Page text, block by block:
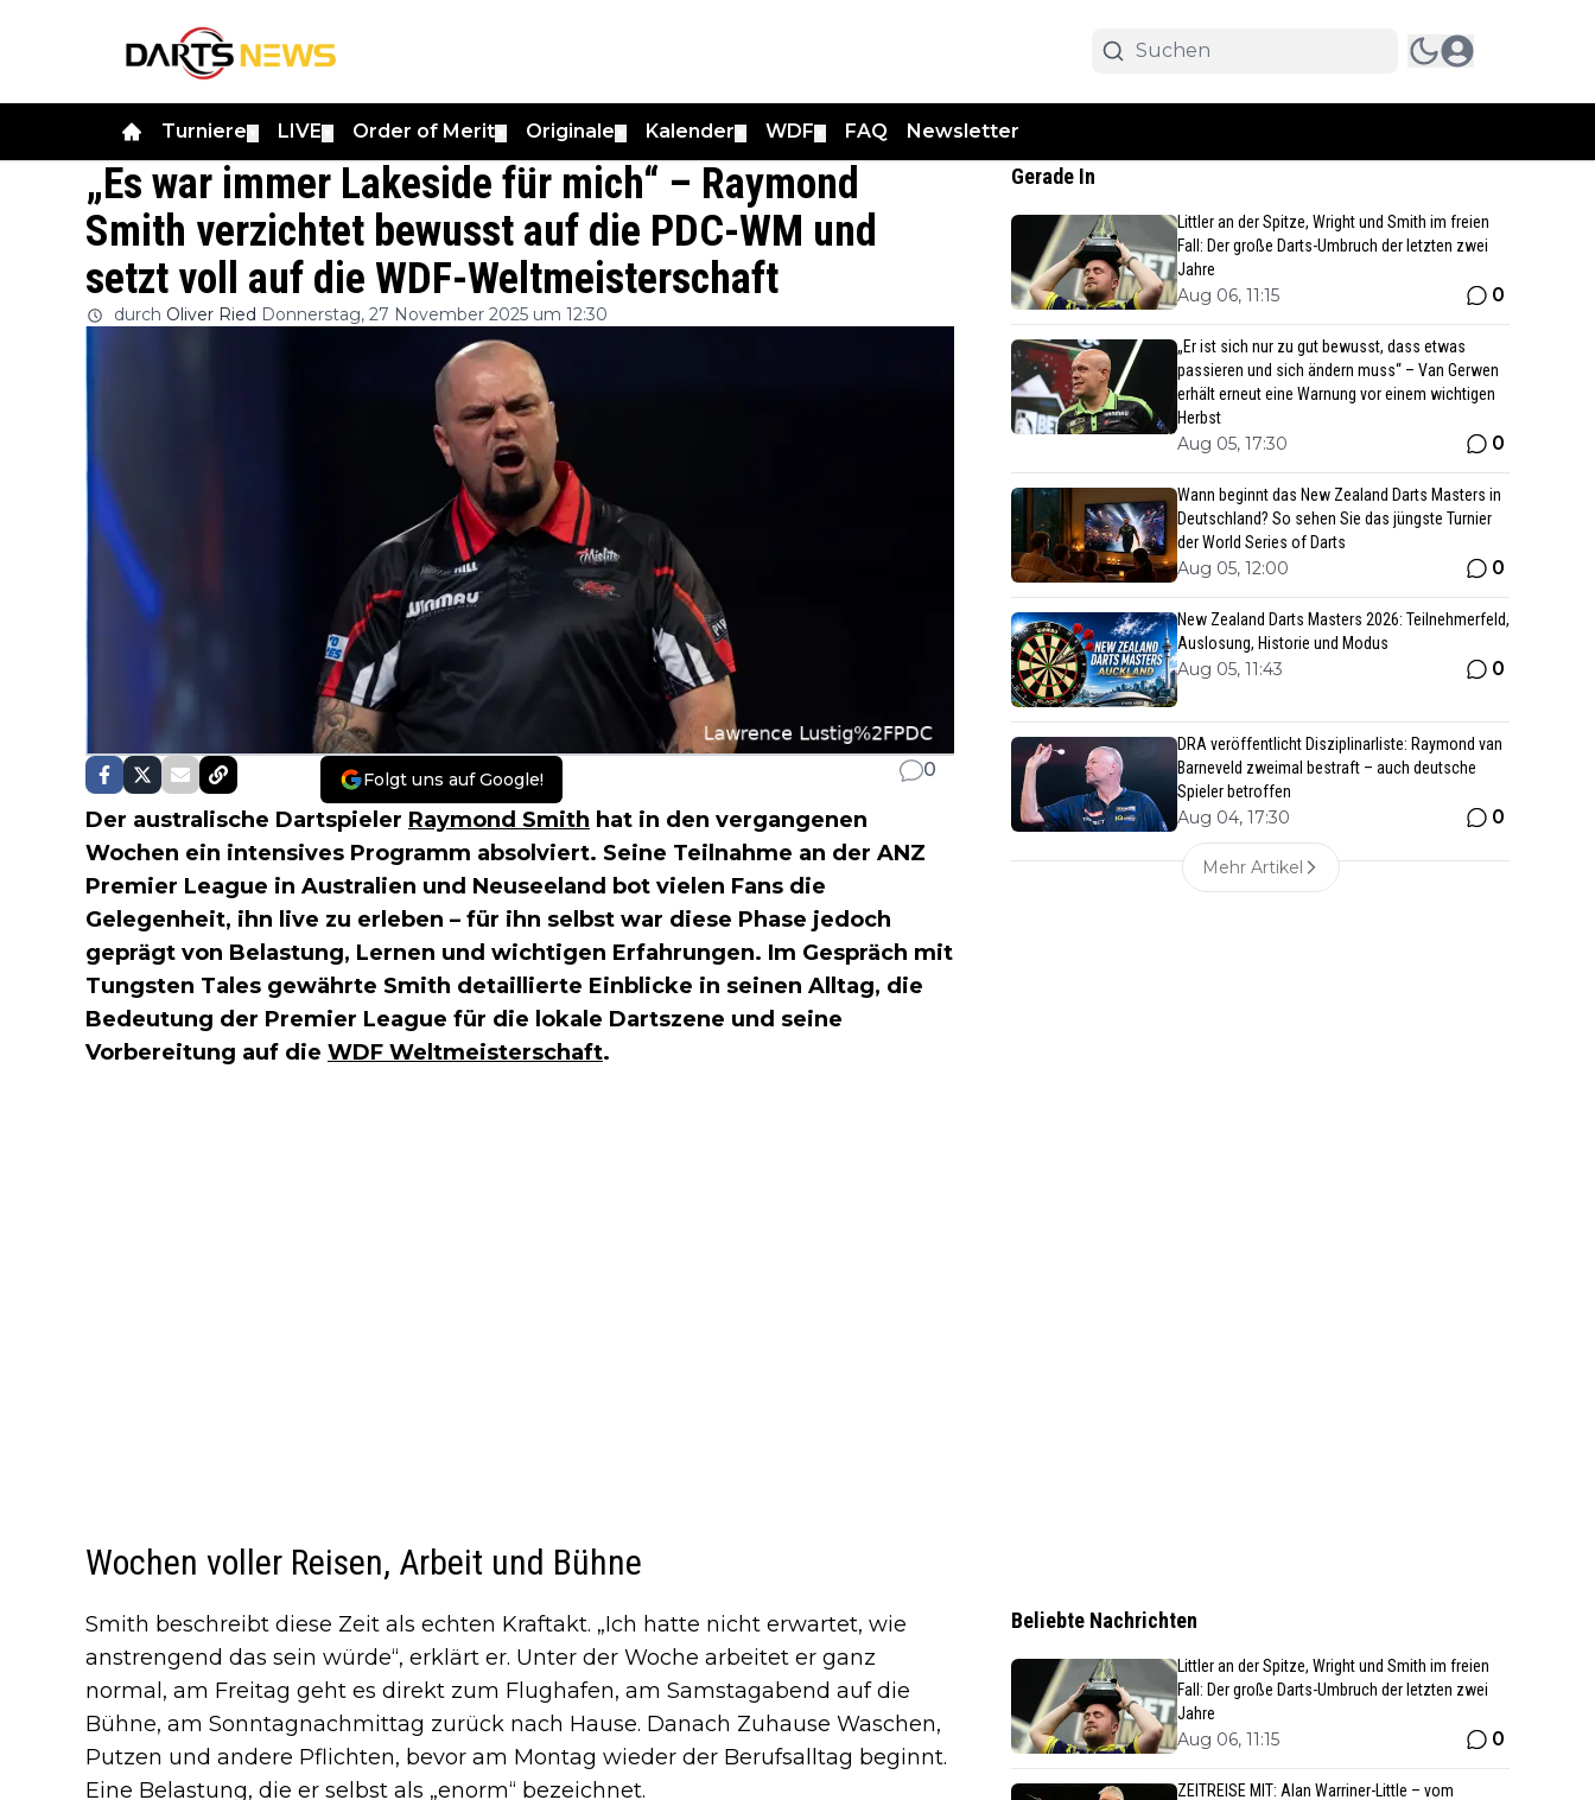
Turniere LIVE Order of Merit Originale Kalender WDF FAQ Newsletter
„Es war immer Lakeside für mich“ – Raymond
Smith verzichtet bewusst auf die PDC-WM und
setzt voll auf die WDF-Weltmeisterschaft
durch Oliver Ried Donnerstag, 27 November 2025 um 12:30
Folgt uns auf Google! 0
Der australische Dartspieler Raymond Smith hat in den vergangenen
Wochen ein intensives Programm absolviert. Seine Teilnahme an der ANZ
Premier League in Australien und Neuseeland bot vielen Fans die
Gelegenheit, ihn live zu erleben – für ihn selbst war diese Phase jedoch
geprägt von Belastung, Lernen und wichtigen Erfahrungen. Im Gespräch mit
Tungsten Tales gewährte Smith detaillierte Einblicke in seinen Alltag, die
Bedeutung der Premier League für die lokale Dartszene und seine
Vorbereitung auf die WDF Weltmeisterschaft.
Wochen voller Reisen, Arbeit und Bühne
Smith beschreibt diese Zeit als echten Kraftakt. „Ich hatte nicht erwartet, wie
anstrengend das sein würde“, erklärt er. Unter der Woche arbeitet er ganz
normal, am Freitag geht es direkt zum Flughafen, am Samstagabend auf die
Bühne, am Sonntagnachmittag zurück nach Hause. Danach Zuhause Waschen,
Putzen und andere Pflichten, bevor am Montag wieder der Berufsalltag beginnt.
Eine Belastung, die er selbst als „enorm“ bezeichnet.
Gerade In
Littler an der Spitze, Wright und Smith im freien
Fall: Der große Darts-Umbruch der letzten zwei
Jahre
Aug 06, 11:15 0
„Er ist sich nur zu gut bewusst, dass etwas
passieren und sich ändern muss“ – Van Gerwen
erhält erneut eine Warnung vor einem wichtigen
Herbst
Aug 05, 17:30 0
Wann beginnt das New Zealand Darts Masters in
Deutschland? So sehen Sie das jüngste Turnier
der World Series of Darts
Aug 05, 12:00 0
New Zealand Darts Masters 2026: Teilnehmerfeld,
Auslosung, Historie und Modus
Aug 05, 11:43 0
DRA veröffentlicht Disziplinarliste: Raymond van
Barneveld zweimal bestraft – auch deutsche
Spieler betroffen
Aug 04, 17:30 0
Mehr Artikel
Beliebte Nachrichten
Littler an der Spitze, Wright und Smith im freien
Fall: Der große Darts-Umbruch der letzten zwei
Jahre
Aug 06, 11:15 0
ZEITREISE MIT: Alan Warriner-Little – vom